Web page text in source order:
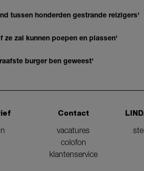
tussen honderden gestrande reizigers'
ze zal kunnen poepen en plassen'
burger ben geweest'
Contact
vacatures
colofon
klantenservice